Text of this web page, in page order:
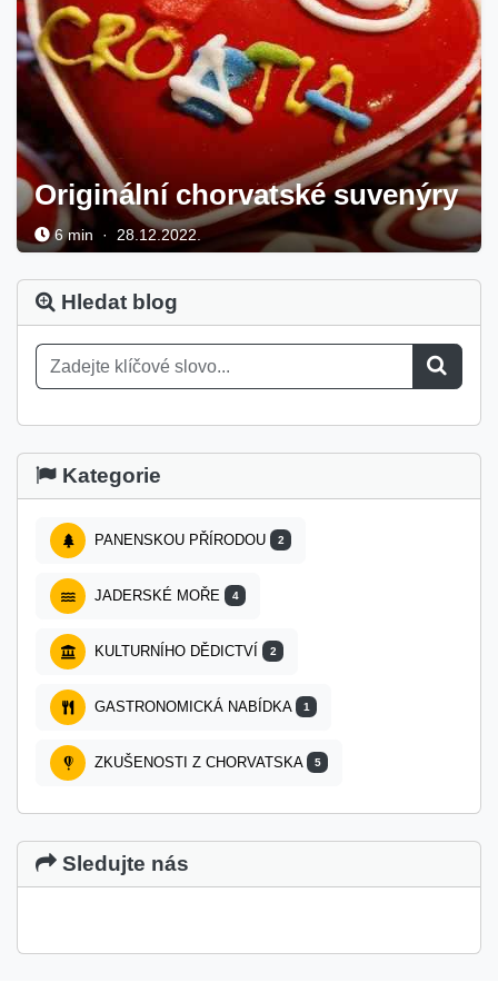
Originální chorvatské suvenýry
6 min · 28.12.2022.
Hledat blog
Kategorie
PANENSKOU PŘÍRODOU 2
JADERSKÉ MOŘE 4
KULTURNÍHO DĚDICTVÍ 2
GASTRONOMICKÁ NABÍDKA 1
ZKUŠENOSTI Z CHORVATSKA 5
Sledujte nás